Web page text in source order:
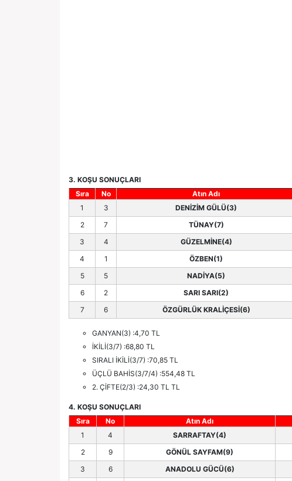
3. KOŞU SONUÇLARI
Sıra
No Atın Adı
1
3 DENİZİM GÜLÜ(3)
2
7 TÜNAY(7)
3
4 GÜZELMİNE(4)
4
1 ÖZBEN(1)
5
5 NADİYA(5)
6
2 SARI SARI(2)
7
6 ÖZGÜRLÜK KRALİÇESİ(6)
GANYAN(3) :4,70 TL
İKİLİ(3/7) :68,80 TL
SIRALI İKİLİ(3/7) :70,85 TL
ÜÇLÜ BAHİS(3/7/4) :554,48 TL
2. ÇİFTE(2/3) :24,30 TL TL
4. KOŞU SONUÇLARI
Sıra
No Atın Adı
1
4 SARRAFTAY(4)
2
9 GÖNÜL SAYFAM(9)
3
6 ANADOLU GÜCÜ(6)